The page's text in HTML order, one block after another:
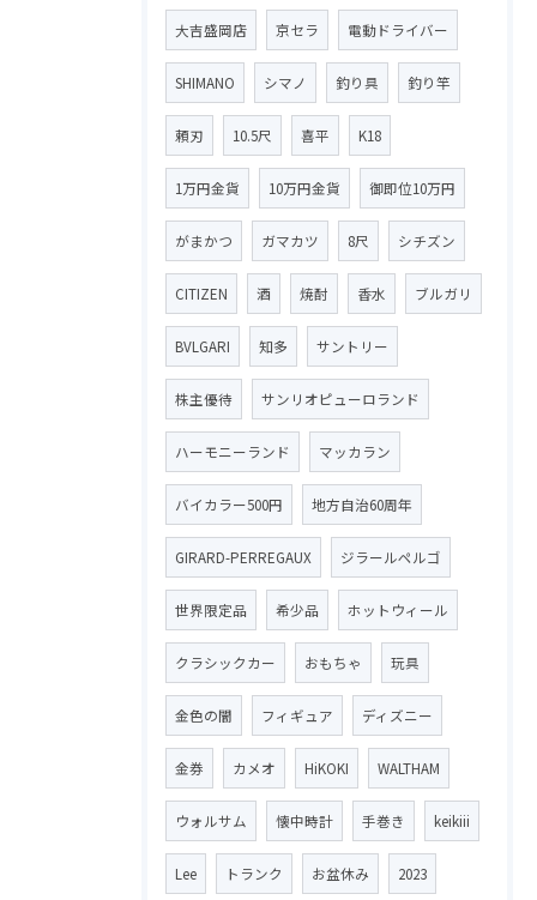
大吉盛岡店 京セラ 電動ドライバー
SHIMANO シマノ 釣り具 釣り竿
頼刃 10.5尺 喜平 K18
1万円金貨 10万円金貨 御即位10万円
がまかつ ガマカツ 8尺 シチズン
CITIZEN 酒 焼酎 香水 ブルガリ
BVLGARI 知多 サントリー
株主優待 サンリオピューロランド
ハーモニーランド マッカラン
バイカラー500円 地方自治60周年
GIRARD-PERREGAUX ジラールペルゴ
世界限定品 希少品 ホットウィール
クラシックカー おもちゃ 玩具
金色の闇 フィギュア ディズニー
金券 カメオ HiKOKI WALTHAM
ウォルサム 懐中時計 手巻き keikiii
Lee トランク お盆休み 2023